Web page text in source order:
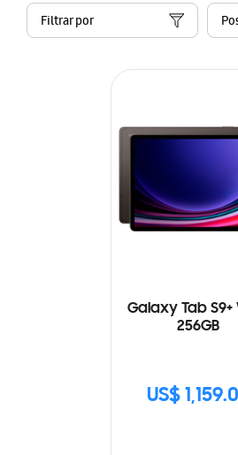
Filtrar por
Galaxy Tab S9+
256GB
US$